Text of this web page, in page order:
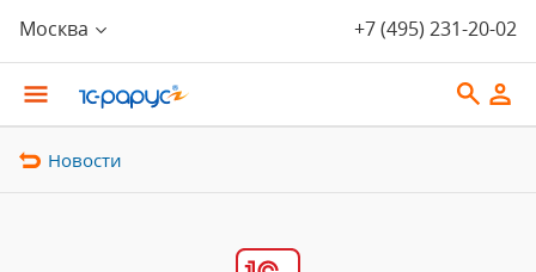
Москва +7 (495) 231-20-02
Новости